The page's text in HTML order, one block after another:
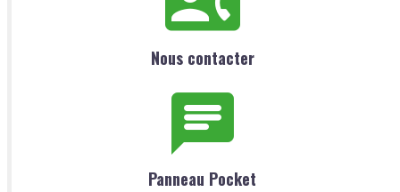
Nous contacter
Panneau Pocket